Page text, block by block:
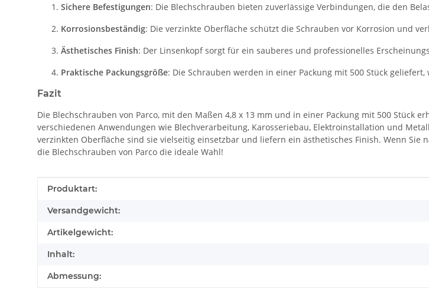
Sichere Befestigungen: Die Blechschrauben bieten zuverlässige Verbindungen, die den
Korrosionsbeständig: Die verzinkte Oberfläche schützt die Schrauben vor Korrosion und
Ästhetisches Finish: Der Linsenkopf sorgt für ein sauberes und professionelles
Praktische Packungsgröße: Die Schrauben werden in einer Packung mit 500 Stück
Fazit
Die Blechschrauben von Parco, mit den Maßen 4,8 x 13 mm und in einer Packung mit 500 Stück
verschiedenen Anwendungen wie Blechverarbeitung, Karosseriebau, Elektroinstallation und
verzinkten Oberfläche sind sie vielseitig einsetzbar und liefern ein ästhetisches Finish. Wenn
die Blechschrauben von Parco die ideale Wahl!
Produkteigenschaft
Wert
Produktart:
Versandgewicht:
Artikelgewicht:
Inhalt:
Abmessung: